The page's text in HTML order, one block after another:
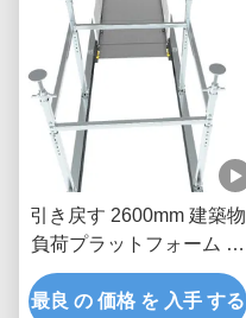
引き戻す 2600mm 建築物
負荷プラットフォーム 腐
食防止
最良 の 価格 を 入手 する